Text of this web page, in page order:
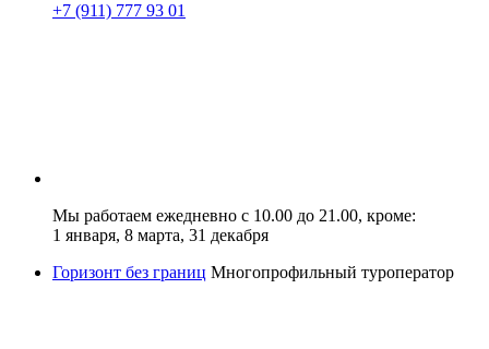
+7 (911) 777 93 01
Мы работаем ежедневно с 10.00 до 21.00, кроме:
1 января, 8 марта, 31 декабря
Горизонт без границ Многопрофильный туроператор